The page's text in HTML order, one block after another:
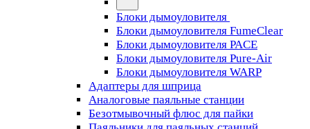
Блоки дымоуловителя
Блоки дымоуловителя FumeClear
Блоки дымоуловителя PACE
Блоки дымоуловителя Pure-Air
Блоки дымоуловителя WARP
Адаптеры для шприца
Аналоговые паяльные станции
Безотмывочный флюс для пайки